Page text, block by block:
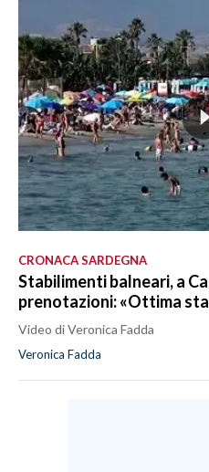
CRONACA SARDEGNA
Stabilimenti balneari, a
prenotazioni: «Ottima
Video di Veronica Fadda
Veronica Fadda